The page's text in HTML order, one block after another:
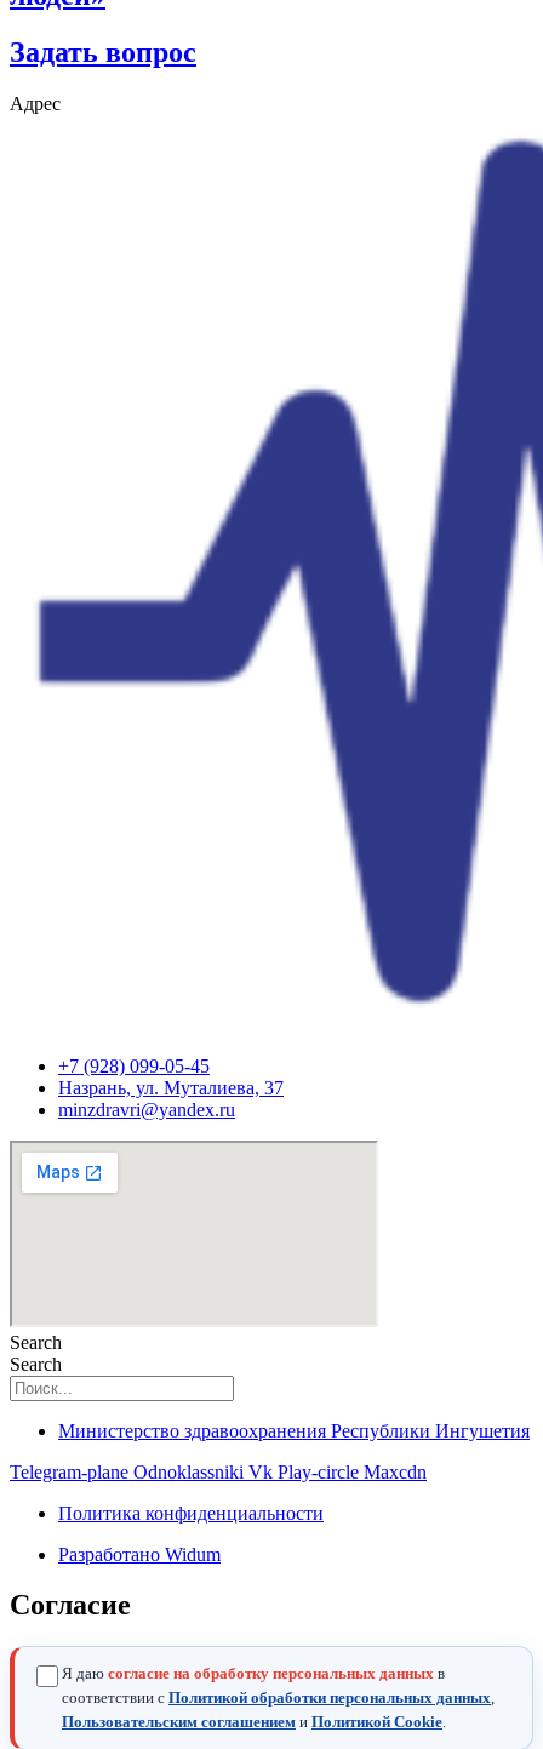
Задать вопрос
Адрес
+7 (928) 099-05-45
Назрань, ул. Муталиева, 37
minzdravri@yandex.ru
Search
Search
Министерство здравоохранения Республики Ингушетия
Telegram-plane Odnoklassniki Vk Play-circle Maxcdn
Политика конфиденциальности
Разработано Widum
Согласие
Я даю согласие на обработку персональных данных в
соответствии с Политикой обработки персональных данных,
Пользовательским соглашением и Политикой Cookie.